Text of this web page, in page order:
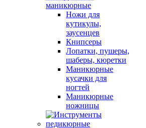
маникюрные
Ножи для
кутикулы,
заусенцев
Книпсеры
Лопатки, пушеры,
шаберы, кюретки
Маникюрные
кусачки для
ногтей
Маникюрные
ножницы